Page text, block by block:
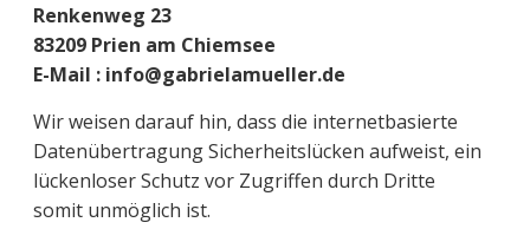
Renkenweg 23
83209 Prien am Chiemsee
E-Mail : info@gabrielamueller.de
Wir weisen darauf hin, dass die internetbasierte
Datenübertragung Sicherheitslücken aufweist, ein
lückenloser Schutz vor Zugriffen durch Dritte
somit unmöglich ist.